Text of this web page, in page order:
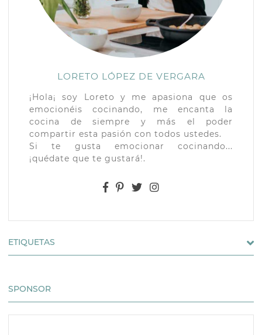
LORETO LÓPEZ DE VERGARA
¡Hola¡ soy Loreto y me apasiona que os
emocionéis cocinando, me encanta la
cocina de siempre y más el poder
compartir esta pasión con todos ustedes.
Si te gusta emocionar cocinando...
¡quédate que te gustará!.
ETIQUETAS
SPONSOR